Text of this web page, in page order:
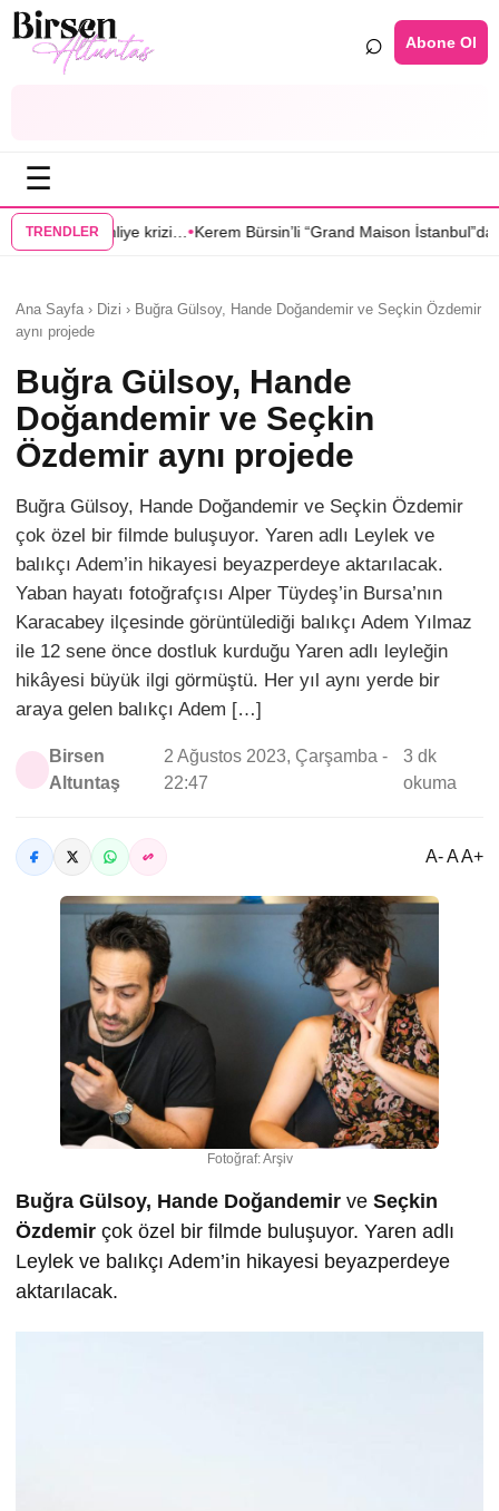
⌕ Abone Ol
☰
TRENDLER
Kerem Bürsin’li “Grand Maison İstanbul”dan Sıla Türkoğlu’na teklif•
Ana Sayfa › Dizi › Buğra Gülsoy, Hande Doğandemir ve Seçkin Özdemir
aynı projede
Buğra Gülsoy, Hande
Doğandemir ve Seçkin
Özdemir aynı projede
Buğra Gülsoy, Hande Doğandemir ve Seçkin Özdemir
çok özel bir filmde buluşuyor. Yaren adlı Leylek ve
balıkçı Adem’in hikayesi beyazperdeye aktarılacak.
Yaban hayatı fotoğrafçısı Alper Tüydeş’in Bursa’nın
Karacabey ilçesinde görüntülediği balıkçı Adem Yılmaz
ile 12 sene önce dostluk kurduğu Yaren adlı leyleğin
hikâyesi büyük ilgi görmüştü. Her yıl aynı yerde bir
araya gelen balıkçı Adem […]
Birsen
Altuntaş
2 Ağustos 2023, Çarşamba -
22:47
3 dk
okuma
A- A A+
Fotoğraf: Arşiv
Buğra Gülsoy, Hande Doğandemir ve Seçkin
Özdemir çok özel bir filmde buluşuyor. Yaren adlı
Leylek ve balıkçı Adem’in hikayesi beyazperdeye
aktarılacak.